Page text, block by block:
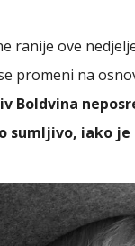
ranije ove
promeni na
Boldvina
sumljivo, iako